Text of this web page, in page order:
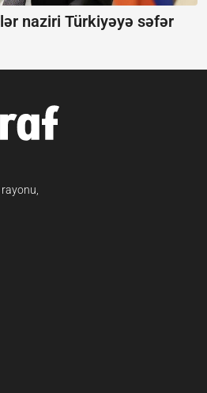
naziri Türkiyəyə səfər